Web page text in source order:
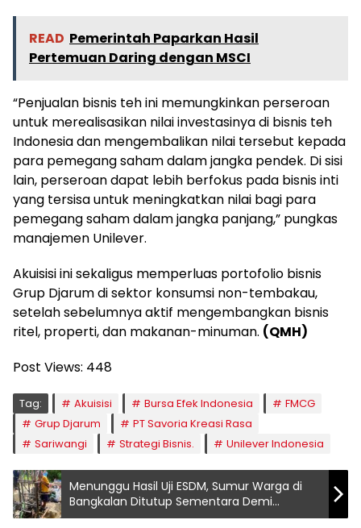
READ Pemerintah Paparkan Hasil
Pertemuan Daring dengan MSCI
“Penjualan bisnis teh ini memungkinkan perseroan
untuk merealisasikan nilai investasinya di bisnis teh
Indonesia dan mengembalikan nilai tersebut kepada
para pemegang saham dalam jangka pendek. Di sisi
lain, perseroan dapat lebih berfokus pada bisnis inti
yang tersisa untuk meningkatkan nilai bagi para
pemegang saham dalam jangka panjang,” pungkas
manajemen Unilever.
Akuisisi ini sekaligus memperluas portofolio bisnis
Grup Djarum di sektor konsumsi non-tembakau,
setelah sebelumnya aktif mengembangkan bisnis
ritel, properti, dan makanan-minuman. (QMH)
Post Views: 448
Tag: Akuisisi Bursa Efek Indonesia
FMCG
Grup Djarum
PT Savoria Kreasi Rasa
Sariwangi
Strategi Bisnis. Unilever Indonesia
Menunggu Hasil Uji ESDM, Sumur Warga di
Bangkalan Ditutup Sementara Demi
Keamanan